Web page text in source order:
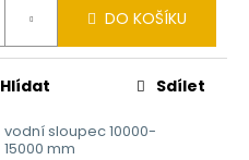
DO KOŠÍKU
vodní sloupec 10000-
15000 mm
Hlídat Sdílet